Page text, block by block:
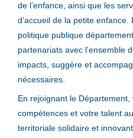
de l’enfance, ainsi que les
d’accueil de la petite
politique publique
partenariats avec l'ensemble
impacts, suggère et
nécessaires.
En rejoignant le
compétences et votre talent
territoriale solidaire et